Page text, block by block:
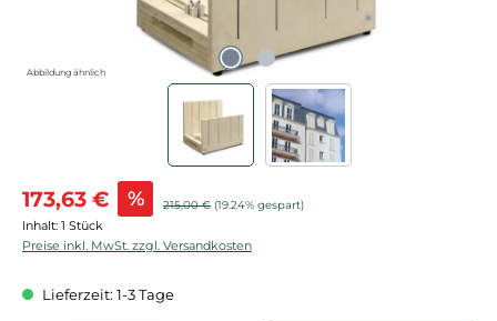
Abbildung ähnlich
Verkaufspreis:
173,63 € % Regulärer Preis:
215,00 € (19.24% gespart)
Inhalt: 1 Stück
Preise inkl. MwSt. zzgl. Versandkosten
Lieferzeit: 1-3 Tage